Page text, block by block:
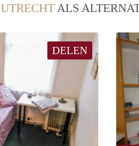
UTRECHT ALS
DELEN